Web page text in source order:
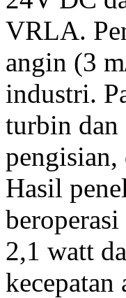
VRLA.
angin (3
industri.
turbin dan
Hasil
2,1 watt